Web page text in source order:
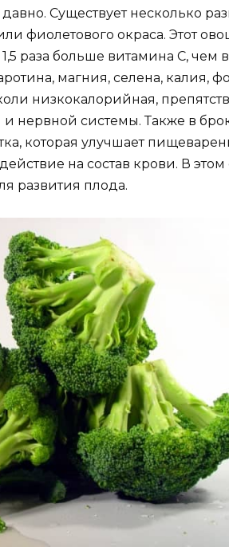
Существует несколько
фиолетового окраса. Этот
раза больше витамина С, чем
магния, селена, калия,
низкокалорийная,
нервной системы. Также в
которая улучшает
на состав крови. В этом
развития плода.